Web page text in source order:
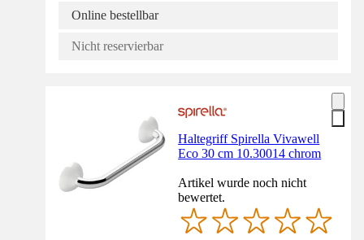
Online bestellbar
Nicht reservierbar
Haltegriff Spirella Vivawell
Eco 30 cm 10.30014 chrom
Artikel wurde noch nicht
bewertet.